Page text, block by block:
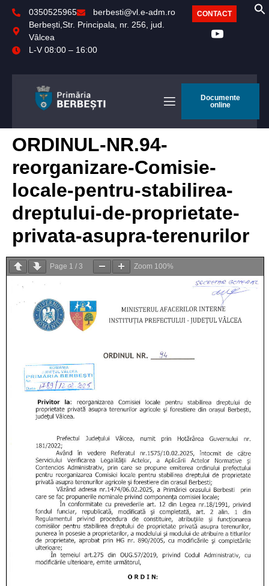
0350525965
berbesti@vl.e-adm.ro
Berbești,Str. Principala, nr. 256, jud.
Vâlcea
L-V 08:00 – 16:00
CONTACT
Documente
online
ORDINUL-NR.94-
reorganizare-Comisie-
locale-pentru-stabilirea-
dreptului-de-proprietate-
privata-asupra-terenurilor
Page 1 / 3 Zoom 100%